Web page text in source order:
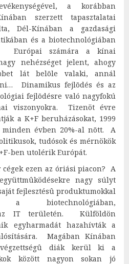
a korábban
szerzett tapasztalatai
Dél-Kínában a gazdasági
és a biotechnológiában
Európai számára a kínai
nehézséget jelent, ahogy
lát belõle valaki, annál
Dinamikus fejlõdés és az
fejlõdésre való nagyfokú
viszonyokra. Tizenöt évre
a K+F beruházásokat, 1999
minden évben 20%-al nõtt. A
tudósok és mérnökök
ben utolérik Európát.
ezen az óriási piacon? A
nagy súlyt
fejlesztésû produktumokkal
biotechnológiában,
az IT területén. Külföldön
egyharmadát hazahívták a
Magában Kínában
diák kerül ki a
között nagyon sokan jó